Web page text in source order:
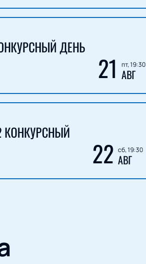
ДЕНЬ
21 пт, 19:30
АВГ
КОНКУРСНЫЙ
22 сб, 19:30
АВГ